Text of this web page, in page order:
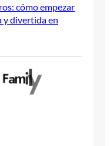
cómo empezar
y divertida en
Family